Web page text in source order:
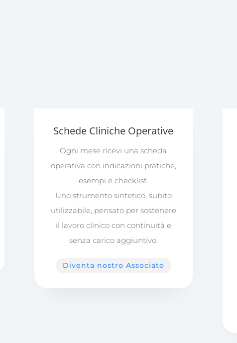
Schede Cliniche Operative
Ogni mese ricevi una scheda
operativa con indicazioni pratiche,
esempi e checklist.
Uno strumento sintetico, subito
utilizzabile, pensato per sostenere
il lavoro clinico con continuità e
senza carico aggiuntivo.
Diventa nostro Associato